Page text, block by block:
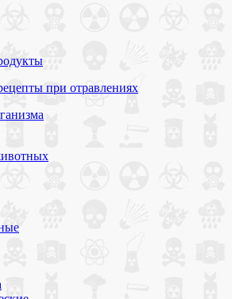
при отравлениях